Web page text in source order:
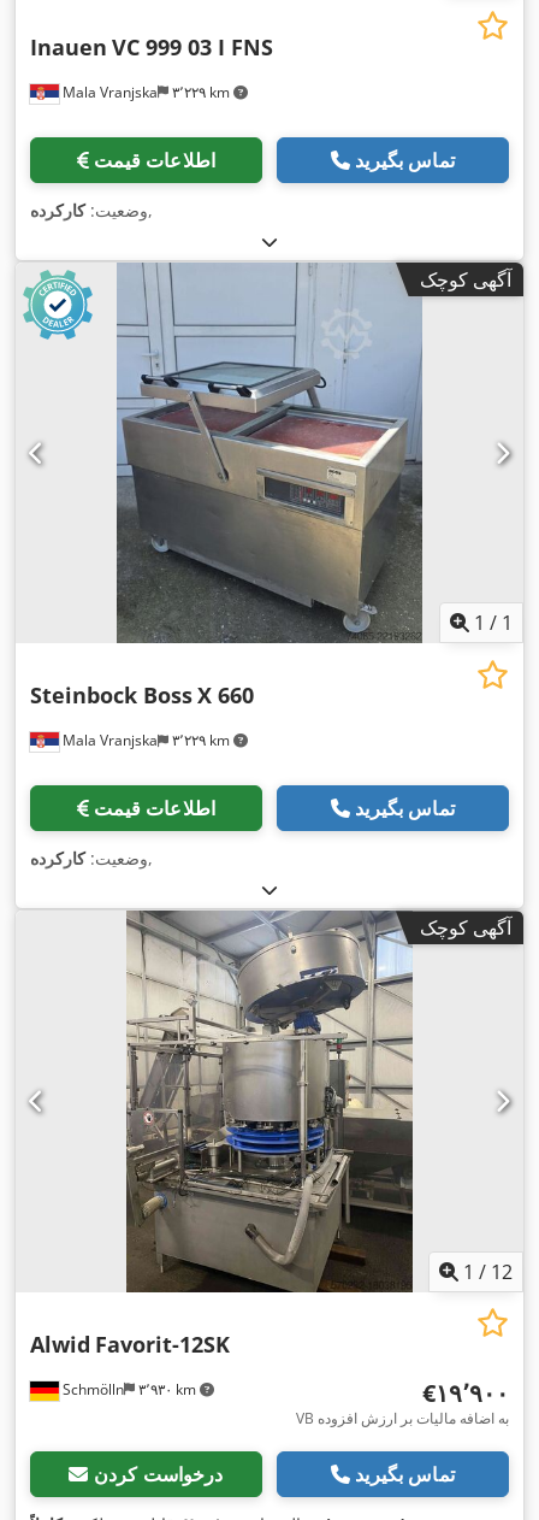
Mala Vranjska ۳٬۲۲۹ km
Inauen VC 999 03 I FNS
اطلاعات قیمت تماس بگیرید
وضعیت:کارکرده ,
آگهی کوچک
1 / 1
Mala Vranjska ۳٬۲۲۹ km
Steinbock BossX 660
اطلاعات قیمت تماس بگیرید
وضعیت:کارکرده ,
آگهی کوچک
1 / 12
Schmölln ۳٬۹۳۰ km
Alwid Favorit-12SK
‎€۱۹٬۹۰۰
VB به اضافه مالیات بر ارزش افزوده
درخواست کردن تماس بگیرید